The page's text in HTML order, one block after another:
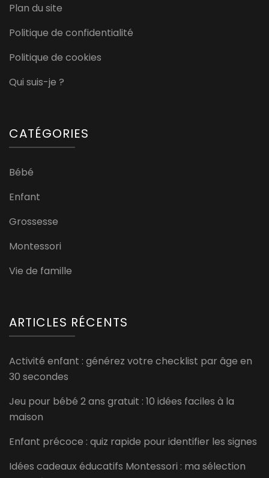
Plan du site
Politique de confidentialité
Politique de cookies
Qui suis-je ?
CATÉGORIES
Bébé
Enfant
Grossesse
Montessori
Vie de famille
ARTICLES RÉCENTS
Activité enfant : générez votre checklist par âge en
30 secondes
Jeu pour bébé 2 ans gratuit : 10 idées faciles à la
maison
Enfant précoce : quiz rapide pour identifier les signes
Idées cadeaux éducatifs Montessori : ma sélection